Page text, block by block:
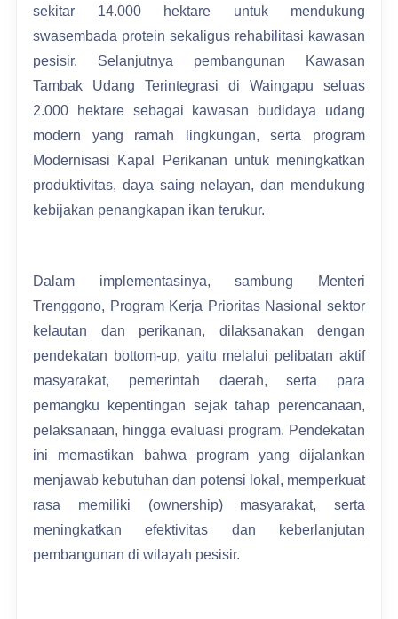
sekitar 14.000 hektare untuk mendukung
swasembada protein sekaligus rehabilitasi kawasan
pesisir. Selanjutnya pembangunan Kawasan
Tambak Udang Terintegrasi di Waingapu seluas
2.000 hektare sebagai kawasan budidaya udang
modern yang ramah lingkungan, serta program
Modernisasi Kapal Perikanan untuk meningkatkan
produktivitas, daya saing nelayan, dan mendukung
kebijakan penangkapan ikan terukur.
Dalam implementasinya, sambung Menteri
Trenggono, Program Kerja Prioritas Nasional sektor
kelautan dan perikanan, dilaksanakan dengan
pendekatan bottom-up, yaitu melalui pelibatan aktif
masyarakat, pemerintah daerah, serta para
pemangku kepentingan sejak tahap perencanaan,
pelaksanaan, hingga evaluasi program. Pendekatan
ini memastikan bahwa program yang dijalankan
menjawab kebutuhan dan potensi lokal, memperkuat
rasa memiliki (ownership) masyarakat, serta
meningkatkan efektivitas dan keberlanjutan
pembangunan di wilayah pesisir.